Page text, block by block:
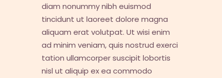
diam nonummy nibh euismod
tincidunt ut laoreet dolore magna
aliquam erat volutpat. Ut wisi enim
ad minim veniam, quis nostrud exerci
tation ullamcorper suscipit lobortis
nisl ut aliquip ex ea commodo